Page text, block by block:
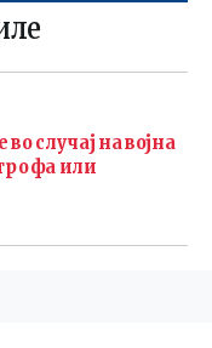
случај на војна
или